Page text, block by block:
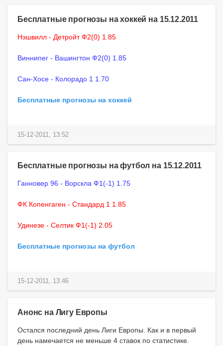
Бесплатные прогнозы на хоккей на 15.12.2011
Нэшвилл - Детройт Ф2(0) 1.85
Виннипег - Вашингтон Ф2(0) 1.85
Сан-Хосе - Колорадо 1 1.70
Бесплатные прогнозы на хоккей
15-12-2011, 13:52
Бесплатные прогнозы на футбол на 15.12.2011
Ганновер 96 - Ворскла Ф1(-1) 1.75
ФК Копенгаген - Стандард 1 1.85
Удинезе - Селтик Ф1(-1) 2.05
Бесплатные прогнозы на футбол
15-12-2011, 13:46
Анонс на Лигу Европы
Остался последний день Лиги Европы. Как и в первый
день намечается не меньше 4 ставок по статистике.